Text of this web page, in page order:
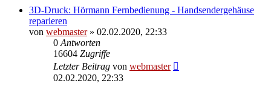
3D-Druck: Hörmann Fernbedienung - Handsendergehäuse
reparieren
von webmaster» 02.02.2020, 22:33
0 Antworten
16604 Zugriffe
Letzter Beitrag von webmaster
02.02.2020, 22:33